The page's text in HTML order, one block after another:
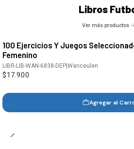
Libros
Ver más productos
100 Ejercicios Y Juegos
Femenino
LIBR-LIB-WAN-6838-DEP |Wanceulen
$17.900
Agregar al